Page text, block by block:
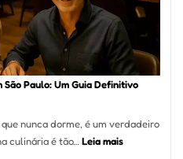
pizza
artesanal
forno
à
Vila
da
Paulo: Um Guia Definitivo
nunca dorme, é um verdadeiro
culinária é tão… Leia mais: